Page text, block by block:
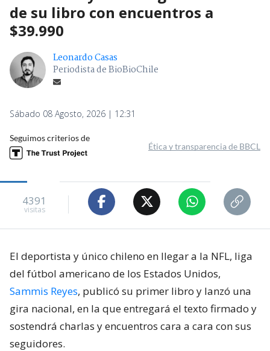
de su libro con encuentros a
$39.990
Leonardo Casas
Periodista de BioBioChile
Sábado 08 Agosto, 2026 | 12:31
Seguimos criterios de
Ética y transparencia de BBCL
4391
visitas
El deportista y único chileno en llegar a la NFL, liga
del fútbol americano de los Estados Unidos,
Sammis Reyes, publicó su primer libro y lanzó una
gira nacional, en la que entregará el texto firmado y
sostendrá charlas y encuentros cara a cara con sus
seguidores.